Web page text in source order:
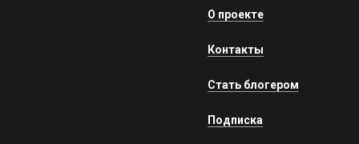
О проекте
Контакты
Стать блогером
Подписка